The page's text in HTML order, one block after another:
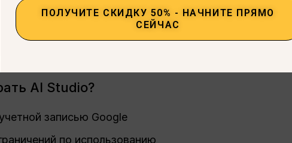
AI Studio?
записью Google
по использованию
ПОЛУЧИТЕ СКИДКУ 50% - НАЧНИТЕ ПРЯМО
СЕЙЧАС